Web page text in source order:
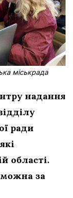
міськрада
надання
ради
області.
за